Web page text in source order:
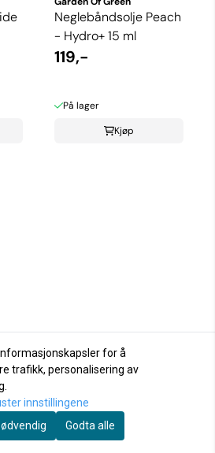
Neglebåndsolje Peach
- Hydro+ 15 ml
119,-
På lager
Kjøp
for å
trafikk, personalisering av
innstillingene
Godta alle